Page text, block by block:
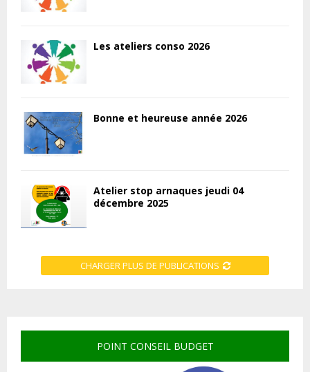
Les ateliers conso 2026
Bonne et heureuse année 2026
Atelier stop arnaques jeudi 04
décembre 2025
CHARGER PLUS DE PUBLICATIONS
POINT CONSEIL BUDGET